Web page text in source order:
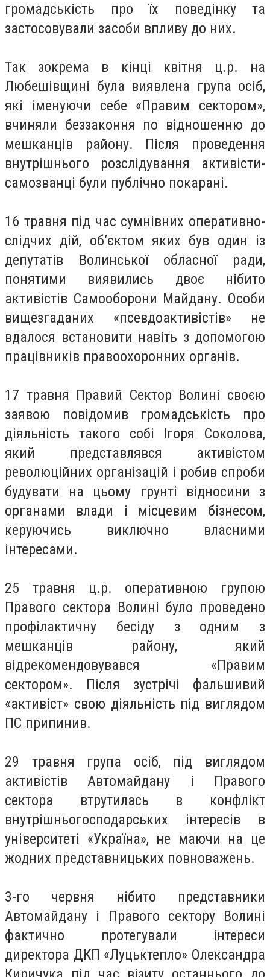
громадськість про їх поведінку та
застосовували засоби впливу до них.
Так зокрема в кінці квітня ц.р. на
Любешівщині була виявлена група осіб,
які іменуючи себе «Правим сектором»,
вчиняли беззаконня по відношенню до
мешканців району. Після проведення
внутрішнього розслідування активісти-
самозванці були публічно покарані.
16 травня під час сумнівних оперативно-
слідчих дій, об’єктом яких був один із
депутатів Волинської обласної ради,
понятими виявились двоє нібито
активістів Самооборони Майдану. Особи
вищезгаданих «псевдоактивістів» не
вдалося встановити навіть з допомогою
працівників правоохоронних органів.
17 травня Правий Сектор Волині своєю
заявою повідомив громадськість про
діяльність такого собі Ігоря Соколова,
який представлявся активістом
революційних організацій і робив спроби
будувати на цьому грунті відносини з
органами влади і місцевим бізнесом,
керуючись виключно власними
інтересами.
25 травня ц.р. оперативною групою
Правого сектора Волині було проведено
профілактичну бесіду з одним з
мешканців району, який
відрекомендовувався «Правим
сектором». Після зустрічі фальшивий
«активіст» свою діяльність під виглядом
ПС припинив.
29 травня група осіб, під виглядом
активістів Автомайдану і Правого
сектора втрутилась в конфлікт
внутрішньогосподарських інтересів в
університеті «Україна», не маючи на це
жодних представницьких повноважень.
3-го червня нібито представники
Автомайдану і Правого сектору Волині
фактично протегували інтереси
директора ДКП «Луцьктепло» Олександра